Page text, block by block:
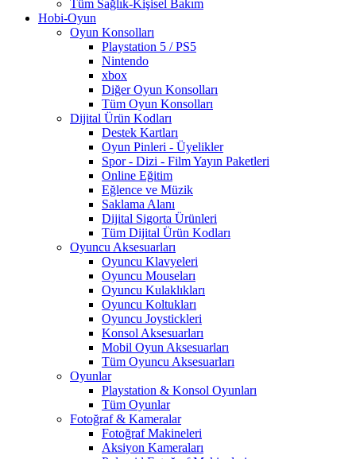
Tüm Sağlık-Kişisel Bakım
Hobi-Oyun
Oyun Konsolları
Playstation 5 / PS5
Nintendo
xbox
Diğer Oyun Konsolları
Tüm Oyun Konsolları
Dijital Ürün Kodları
Destek Kartları
Oyun Pinleri - Üyelikler
Spor - Dizi - Film Yayın Paketleri
Online Eğitim
Eğlence ve Müzik
Saklama Alanı
Dijital Sigorta Ürünleri
Tüm Dijital Ürün Kodları
Oyuncu Aksesuarları
Oyuncu Klavyeleri
Oyuncu Mouseları
Oyuncu Kulaklıkları
Oyuncu Koltukları
Oyuncu Joystickleri
Konsol Aksesuarları
Mobil Oyun Aksesuarları
Tüm Oyuncu Aksesuarları
Oyunlar
Playstation & Konsol Oyunları
Tüm Oyunlar
Fotoğraf & Kameralar
Fotoğraf Makineleri
Aksiyon Kameraları